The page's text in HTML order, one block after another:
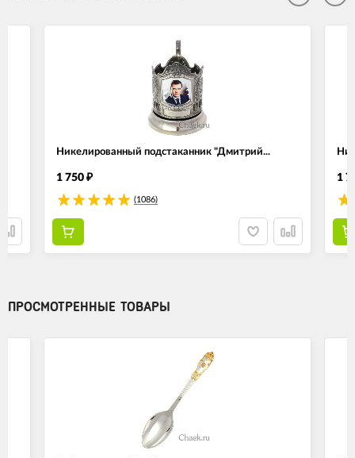
Никелированный подстаканник "Дмитрий...
1 750 ₽
(1086)
1
ПРОСМОТРЕННЫЕ ТОВАРЫ